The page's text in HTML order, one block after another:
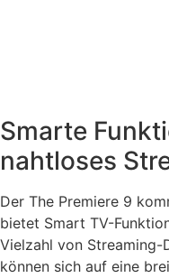
Smarte
nahtloses
Der The Premiere 9
bietet Smart TV-
Vielzahl von Streaming-
können sich auf eine